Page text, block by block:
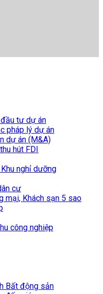
tư dự án
pháp lý dự án
dự án (M&A)
hút FDI
nghỉ dưỡng
cư
mại, Khách sạn 5 sao
công nghiệp
Bất động sản